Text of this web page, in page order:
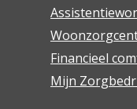
Financieel
Mijn